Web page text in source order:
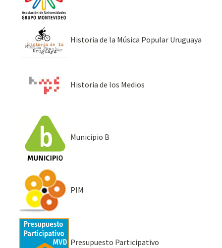
Historia de la Música Popular Uruguaya
Historia de los Medios
Municipio B
PIM
Presupuesto Participativo